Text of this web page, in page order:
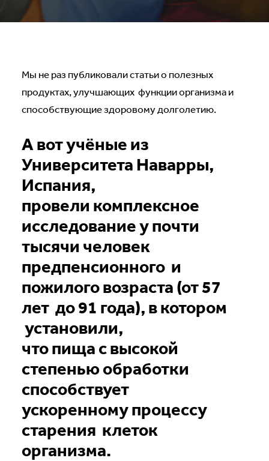
Мы не раз публиковали статьи о полезных
продуктах, улучшающих функции организма и
способствующие здоровому долголетию.
А вот учёные из
Университета Наварры,
Испания,
провели комплексное
исследование у почти
тысячи человек
предпенсионного и
пожилого возраста (от 57
лет до 91 года), в котором
установили,
что пища с высокой
степенью обработки
способствует
ускоренному процессу
старения клеток
организма.